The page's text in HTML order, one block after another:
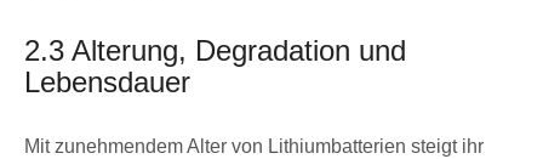
2.3 Alterung, Degradation und
Lebensdauer
Mit zunehmendem Alter von Lithiumbatterien steigt ihr